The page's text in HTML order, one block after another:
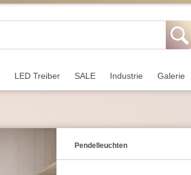
LED Treiber SALE Industrie Galerie
Pendel­leuchten